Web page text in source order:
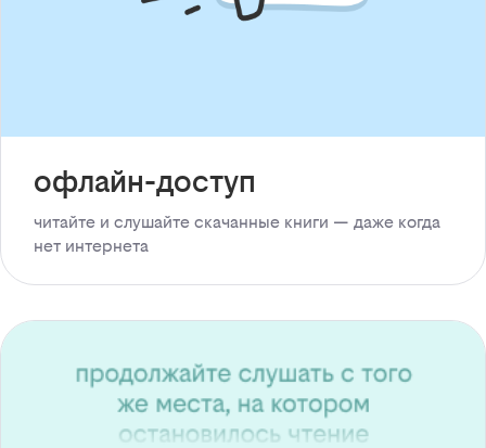
офлайн-доступ
читайте и слушайте скачанные книги — даже когда
нет интернета